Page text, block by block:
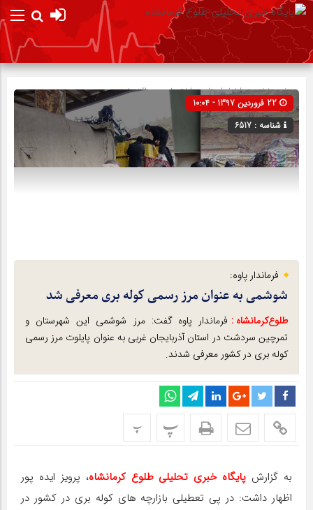
صفحه نخستاخبار استان»اختصاصی»اقتصادی
شناسه : 6517
فرماندار پاوه:
شوشمی به عنوان مرز رسمی کوله بری معرفی شد
طلوع‌‌کرمانشاه : فرماندار پاوه گفت: مرز شوشمی این شهرستان و
تمرچین سردشت در استان آذربایجان غربی به عنوان پایلوت مرز رسمی
کوله بری در کشور معرفی شدند.
پ پ
به گزارش پایگاه خبری تحلیلی طلوع کرمانشاه، پرویز ایده پور
اظهار داشت: در پی تعطیلی بازارچه های کوله بری در کشور در